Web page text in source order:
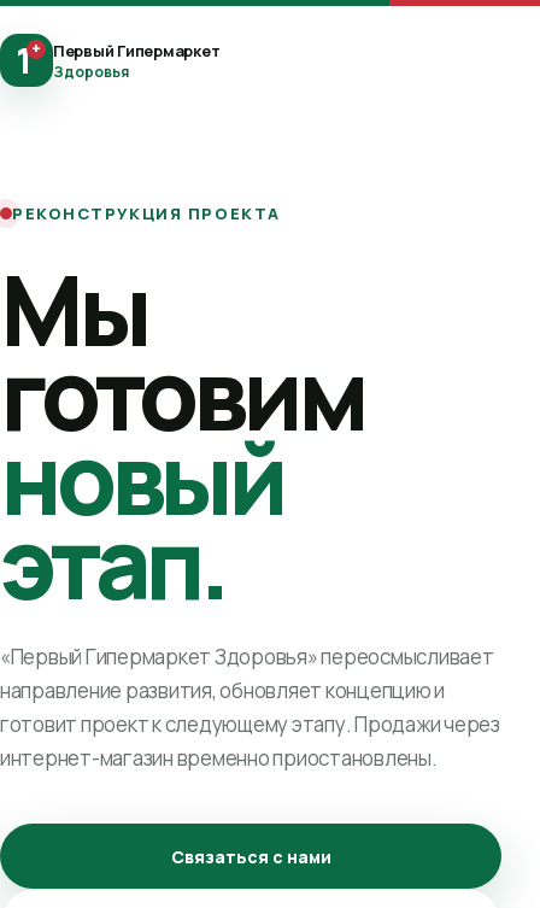
1+ Первый Гипермаркет
Здоровья
РЕКОНСТРУКЦИЯ ПРОЕКТА
Мы
готовим
новый
этап.
«Первый Гипермаркет Здоровья» переосмысливает
направление развития, обновляет концепцию и
готовит проект к следующему этапу. Продажи через
интернет-магазин временно приостановлены.
Связаться с нами